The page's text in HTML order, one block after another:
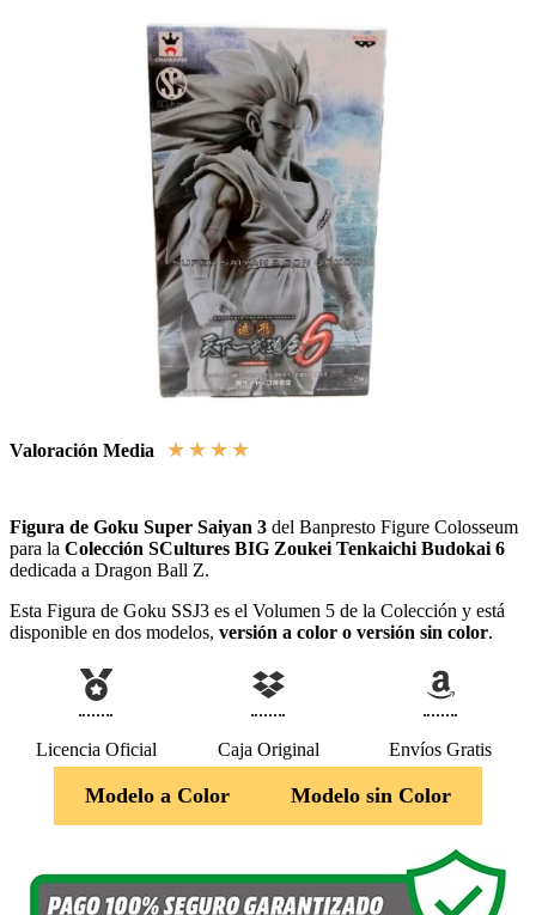
Valoración Media ★ ★ ★ ★
Figura de Goku Super Saiyan 3 del Banpresto Figure Colosseum
para la Colección SCultures BIG Zoukei Tenkaichi Budokai 6
dedicada a Dragon Ball Z.
Esta Figura de Goku SSJ3 es el Volumen 5 de la Colección y está
disponible en dos modelos, versión a color o versión sin color.
Licencia Oficial Caja Original Envíos Gratis
Modelo a Color Modelo sin Color